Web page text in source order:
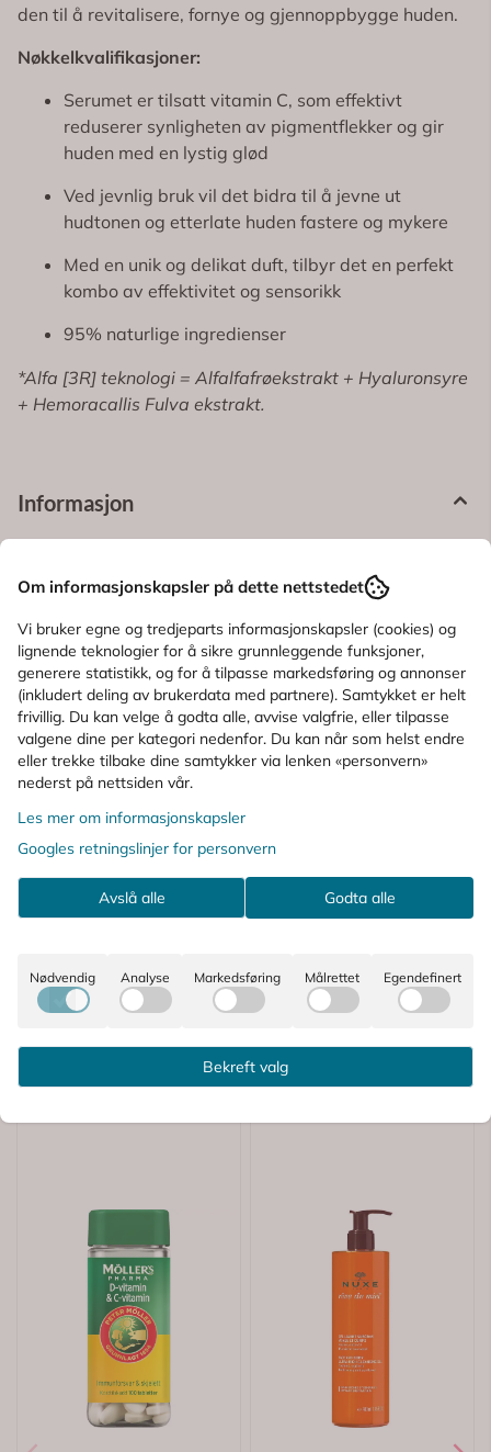
Informasjon
den til å revitalisere, fornye og gjennoppbygge huden.
Nøkkelkvalifikasjoner:
Serumet er tilsatt vitamin C, som effektivt
reduserer synligheten av pigmentflekker og gir
huden med en lystig glød
Ved jevnlig bruk vil det bidra til å jevne ut
hudtonen og etterlate huden fastere og mykere
Med en unik og delikat duft, tilbyr det en perfekt
kombo av effektivitet og sensorikk
95% naturlige ingredienser
*Alfa [3R] teknologi = Alfalfafrøekstrakt + Hyaluronsyre
+ Hemoracallis Fulva ekstrakt.
Produktanmeldelser
Spørsmål og svar
Bruksområde
Ingredienser
KUNDER SOM SÅ PÅ DETTE SÅ OGSÅ
PÅ
Om informasjonskapsler på dette nettstedet
Vi bruker egne og tredjeparts informasjonskapsler (cookies) og
lignende teknologier for å sikre grunnleggende funksjoner,
generere statistikk, og for å tilpasse markedsføring og annonser
(inkludert deling av brukerdata med partnere). Samtykket er helt
frivillig. Du kan velge å godta alle, avvise valgfrie, eller tilpasse
valgene dine per kategori nedenfor. Du kan når som helst endre
eller trekke tilbake dine samtykker via lenken «personvern»
nederst på nettsiden vår.
Les mer om informasjonskapsler
Googles retningslinjer for personvern
Avslå alle Godta alle
Nødvendig Analyse Markedsføring Målrettet Egendefinert
Bekreft valg